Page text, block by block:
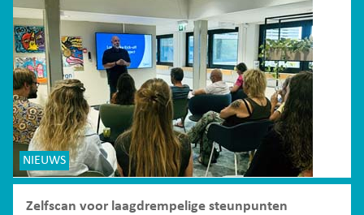
NIEUWS
Zelfscan voor laagdrempelige steunpunten